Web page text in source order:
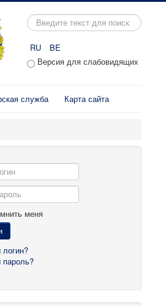
Искать...
RU
BE
Версия для слабовидящих
служба Карта сайта
меня